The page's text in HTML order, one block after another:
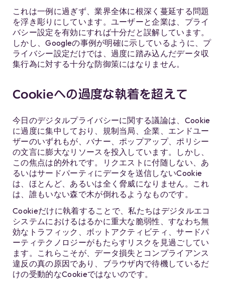
これは一例に過ぎず、業界全体に根深く蔓延する問題
を浮き彫りにしています。ユーザーと企業は、プライ
バシー設定を有効にすれば十分だと誤解しています。
しかし、Googleの事例が明確に示しているように、プ
ライバシー設定だけでは、過度に踏み込んだデータ収
集行為に対する十分な防御策にはなりません。
Cookieへの過度な執着を超えて
今日のデジタルプライバシーに関する議論は、Cookie
に過度に集中しており、規制当局、企業、エンドユー
ザーのいずれもが、バナー、ポップアップ、ポリシー
の文言に膨大なリソースを投入しています。しかし、
この焦点は的外れです。リクエストに付随しない、あ
るいはサードパーティにデータを送信しないCookie
は、ほとんど、あるいは全く脅威になりません。これ
は、誰もいない森で木が倒れるようなものです。
Cookieだけに執着することで、私たちはデジタルエコ
システムにおけるはるかに重大な脆弱性、すなわち無
効なトラフィック、ボットアクティビティ、サードパ
ーティテクノロジーがもたらすリスクを見過ごしてい
ます。これらこそが、データ損失とコンプライアンス
違反の真の原因であり、ブラウザ内で待機しているだ
けの受動的なCookieではないのです。